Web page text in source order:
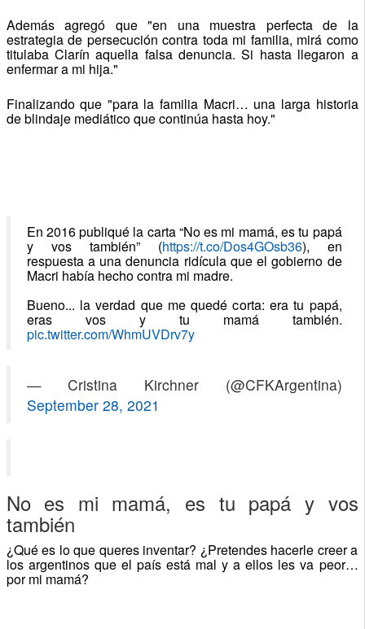
Además agregó que "en una muestra perfecta de la
estrategia de persecución contra toda mi familia, mirá como
titulaba Clarín aquella falsa denuncia. Si hasta llegaron a
enfermar a mi hija."
Finalizando que "para la familia Macri… una larga historia
de blindaje mediático que continúa hasta hoy."
En 2016 publiqué la carta “No es mi mamá, es tu papá
y vos también” (https://t.co/Dos4GOsb36), en
respuesta a una denuncia ridícula que el gobierno de
Macri había hecho contra mi madre.
Bueno... la verdad que me quedé corta: era tu papá,
eras vos y tu mamá también.
pic.twitter.com/WhmUVDrv7y
— Cristina Kirchner (@CFKArgentina)
September 28, 2021
No es mi mamá, es tu papá y vos
también
¿Qué es lo que queres inventar? ¿Pretendes hacerle creer a
los argentinos que el país está mal y a ellos les va peor…
por mi mamá?